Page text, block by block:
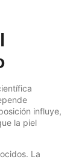
influye,
la piel
La